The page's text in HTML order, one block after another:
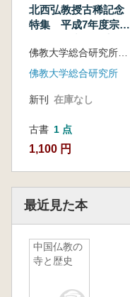
北西弘教授古稀記念
特集 平成7年度宗教
佛教大学総合研究所
新刊 在庫なし
古書 1 点
1,100 円
最近見た本
中国仏教の
寺と歴史